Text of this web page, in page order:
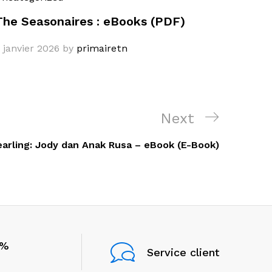
Seasonaires : eBooks (PDF)
janvier 2026 by primairetn
Next
Post
Next
Jody dan Anak Rusa – eBook (E-Book)
Service client